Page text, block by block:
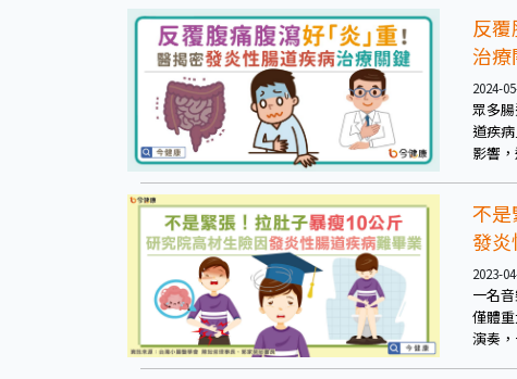
反
治
2024-
眾多
道疾
影響
希望
不
發炎
2023-
一名
僅體
演奏